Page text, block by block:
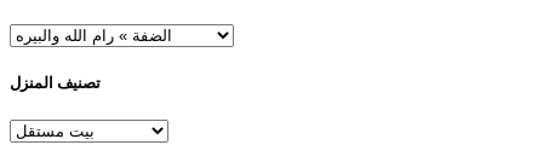
تصنيف المنزل